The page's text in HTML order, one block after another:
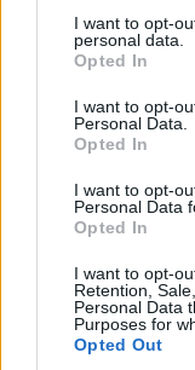
not limited to your
grant or deny
use your data for
consent section.
I want to opt-
personal data.
Opted In
I want to opt-
Personal Data.
Opted In
I want to opt-
Personal Data
Opted In
I want to opt-
Retention,
Personal Data
Purposes for
Opted Out
Két nappal később
modernnek számító
ugyanis az angolok
külső légvédelmet
légvédelmi
pont ennek a modern
super etendardot egy
amikor felfedezte,
törölni a korábbi
Közben a gépek túl